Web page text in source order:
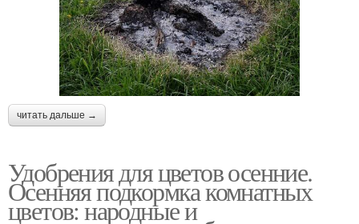
читать дальше →
Удобрения для цветов осенние.
Осенняя подкормка комнатных
цветов: народные и